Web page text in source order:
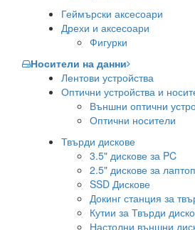
Геймърски аксесоари
Дрехи и аксесоари
Фигурки
Носители на данни
Лентови устройства
Оптични устройства и
Външни оптични
Оптични носители
Твърди дискове
3.5" дискове за PC
2.5" дискове за лаптоп
SSD Дискове
Докинг станция за
Кутии за Твърди
Настолни външни